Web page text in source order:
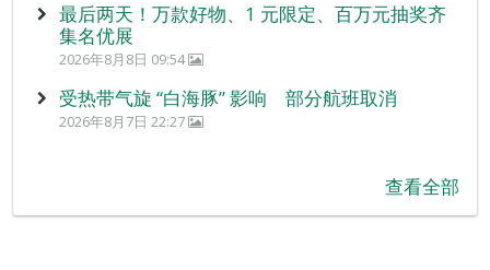
最后两天！万款好物、1 元限定、百万元抽奖齐
集名优展
2026年8月8日 09:54
受热带气旋 “白海豚” 影响 部分航班取消
2026年8月7日 22:27
查看全部